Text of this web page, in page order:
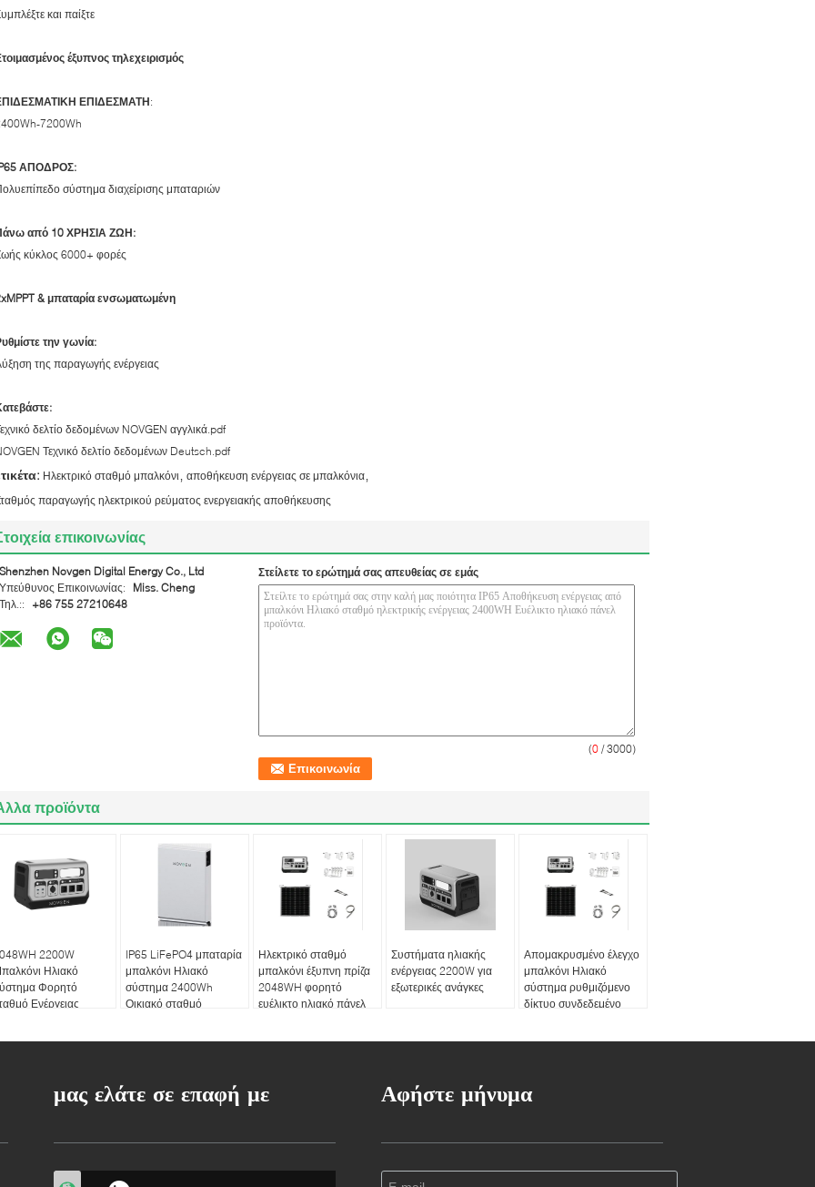
και παίξτε
έξυπνος τηλεχειρισμός
ΕΠΙΔΕΣΜΑΤΗ:
7200Wh
ΑΠΟΔΡΟΣ:
σύστημα διαχείρισης μπαταριών
από 10 ΧΡΗΣΙΑ ΖΩΗ:
κύκλος 6000+ φορές
& μπαταρία ενσωματωμένη
την γωνία:
της παραγωγής ενέργειας
δελτίο δεδομένων NOVGEN αγγλικά.pdf
Τεχνικό δελτίο δεδομένων Deutsch.pdf
Ηλεκτρικό σταθμό μπαλκόνι αποθήκευση ενέργειας σε μπαλκόνια
παραγωγής ηλεκτρικού ρεύματος ενεργειακής αποθήκευσης
επικοινωνίας
Shenzhen Novgen Digital Energy Co., Ltd
Υπεύθυνος Επικοινωνίας:
Miss. Cheng
Τηλ.::
+86 755 27210648
Στείλετε το ερώτημά σας απευθείας σε εμάς
(0 / 3000)
προϊόντα
2200W
Ηλιακό
Φορητό
Ενέργειας
IP65 LiFePO4 μπαταρία
μπαλκόνι Ηλιακό
σύστημα 2400Wh
Οικιακό σταθμό
Ηλεκτρικό σταθμό
μπαλκόνι έξυπνη πρίζα
2048WH φορητό
ευέλικτο ηλιακό πάνελ
Συστήματα ηλιακής
ενέργειας 2200W για
εξωτερικές ανάγκες
Απομακρυσμένο έλεγχο
μπαλκόνι Ηλιακό
σύστημα ρυθμιζόμενο
δίκτυο συνδεδεμένο
μας ελάτε σε επαφή με Αφήστε μήνυμα